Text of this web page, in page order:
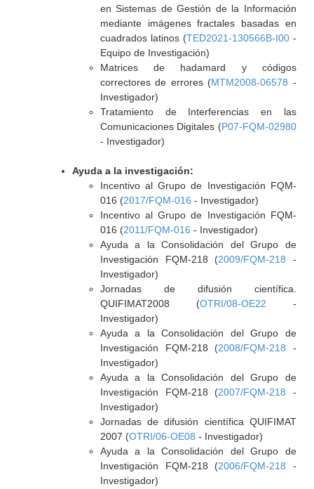
en Sistemas de Gestión de la Información
mediante imágenes fractales basadas en
cuadrados latinos (TED2021-130566B-I00-
Equipo de Investigación)
Matrices de hadamard y códigos
correctores de errores (MTM2008-06578 -
Investigador)
Tratamiento de Interferencias en las
Comunicaciones Digitales (P07-FQM-02980
- Investigador)
Ayuda a la investigación:
Incentivo al Grupo de Investigación FQM-
016 (2017/FQM-016 - Investigador)
Incentivo al Grupo de Investigación FQM-
016 (2011/FQM-016 - Investigador)
Ayuda a la Consolidación del Grupo de
Investigación FQM-218 (2009/FQM-218 -
Investigador)
Jornadas de difusión científica.
QUIFIMAT2008 (OTRI/08-OE22 -
Investigador)
Ayuda a la Consolidación del Grupo de
Investigación FQM-218 (2008/FQM-218 -
Investigador)
Ayuda a la Consolidación del Grupo de
Investigación FQM-218 (2007/FQM-218 -
Investigador)
Jornadas de difusión científica QUIFIMAT
2007 (OTRI/06-OE08 - Investigador)
Ayuda a la Consolidación del Grupo de
Investigación FQM-218 (2006/FQM-218 -
Investigador)